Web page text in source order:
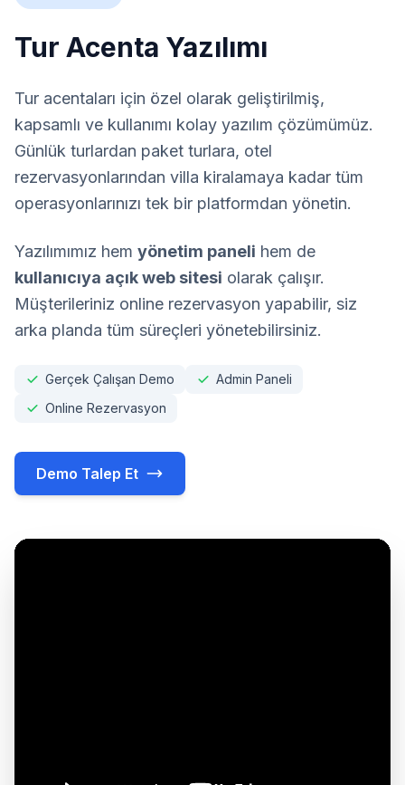
Tur Acenta Yazılımı
Tur acentaları için özel olarak geliştirilmiş,
kapsamlı ve kullanımı kolay yazılım çözümümüz.
Günlük turlardan paket turlara, otel
rezervasyonlarından villa kiralamaya kadar tüm
operasyonlarınızı tek bir platformdan yönetin.
Yazılımımız hem yönetim paneli hem de
kullanıcıya açık web sitesi olarak çalışır.
Müşterileriniz online rezervasyon yapabilir, siz
arka planda tüm süreçleri yönetebilirsiniz.
Gerçek Çalışan Demo
Admin Paneli
Online Rezervasyon
Demo Talep Et